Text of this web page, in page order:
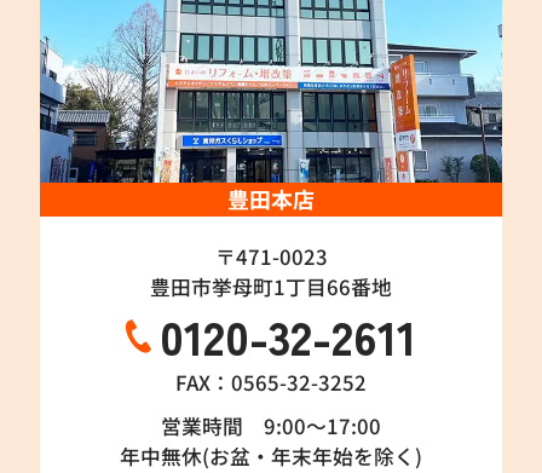
豊田本店
〒471-0023
豊田市挙母町1丁目66番地
0120-32-2611
FAX：0565-32-3252
営業時間 9:00～17:00
年中無休(お盆・年末年始を除く)